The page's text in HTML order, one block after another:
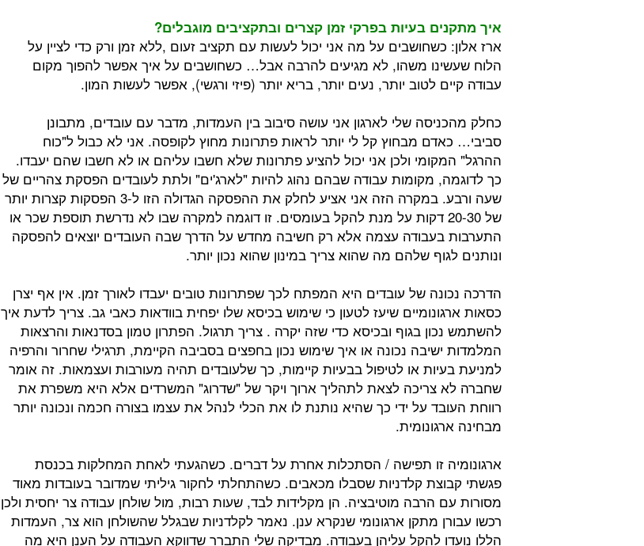
איך מתקנים בעיות בפרקי זמן קצרים ובתקציבים מוגבלים?
ארז אלון: כשחושבים על מה אני יכול לעשות עם תקציב זעום ,ללא זמן ורק כדי לציין על
הלוח שעשינו משהו, לא מגיעים להרבה אבל… כשחושבים על איך אפשר להפוך מקום
עבודה קיים לטוב יותר, נעים יותר, בריא יותר (פיזי ורגשי), אפשר לעשות המון.
כחלק מהכניסה שלי לארגון אני עושה סיבוב בין העמדות, מדבר עם עובדים, מתבונן
סביבי… כאדם מבחוץ קל לי יותר לראות פתרונות מחוץ לקופסה. אני לא כבול ל"כוח
ההרגל" המקומי ולכן אני יכול להציע פתרונות שלא חשבו עליהם או לא חשבו שהם יעבדו.
כך לדוגמה, מקומות עבודה שבהם נהוג להיות "לארג'ים" ולתת לעובדים הפסקת צהריים של
שעה ורבע. במקרה הזה אני אציע לחלק את ההפסקה הגדולה הזו ל-3 הפסקות קצרות יותר
של 20-30 דקות על מנת להקל בעומסים. זו דוגמה למקרה שבו לא נדרשת תוספת שכר או
התערבות בעבודה עצמה אלא רק חשיבה מחדש על הדרך שבה העובדים יוצאים להפסקה
ונותנים לגוף שלהם מה שהוא צריך במינון שהוא נכון יותר.
הדרכה נכונה של עובדים היא המפתח לכך שפתרונות טובים יעבדו לאורך זמן. אין אף יצרן
כסאות ארגונומיים שיעז לטעון כי שימוש בכיסא שלו יפחית בוודאות כאבי גב. צריך לדעת איך
להשתמש נכון בגוף ובכיסא כדי שזה יקרה . צריך תרגול. הפתרון טמון בסדנאות והרצאות
המלמדות ישיבה נכונה או איך שימוש נכון בחפצים בסביבה הקיימת, תרגילי שחרור והרפיה
למניעת בעיות או לטיפול בבעיות קיימות, כך שלעובדים תהיה מעורבות ועצמאות. זה אומר
שחברה לא צריכה לצאת לתהליך ארוך ויקר של "שדרוג" המשרדים אלא היא משפרת את
רווחת העובד על ידי כך שהיא נותנת לו את הכלי לנהל את עצמו בצורה חכמה ונכונה יותר
מבחינה ארגונומית.
ארגונומיה זו תפישה / הסתכלות אחרת על דברים. כשהגעתי לאחת המחלקות בכנסת
פגשתי קבוצת קלדניות שסבלו מכאבים. כשהתחלתי לחקור גיליתי שמדובר בעובדות מאוד
מסורות עם הרבה מוטיבציה. הן מקלידות לבד, שעות רבות, מול שולחן עבודה צר יחסית ולכן
רכשו עבורן מתקן ארגונומי שנקרא ענן. נאמר לקלדניות שבגלל שהשולחן הוא צר, העמדות
הללו נועדו להקל עליהן בעבודה. מבדיקה שלי התברר שדווקא העבודה על הענן היא מה